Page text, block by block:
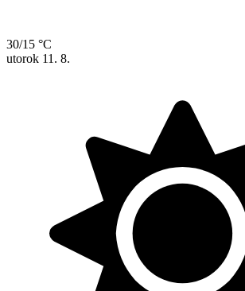
30/15 °C
utorok 11. 8.